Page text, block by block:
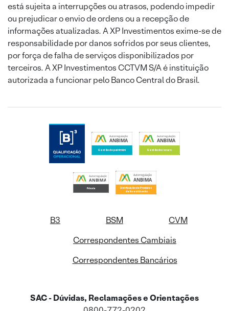
está sujeita a interrupções ou atrasos, podendo impedir
ou prejudicar o envio de ordens ou a recepção de
informações atualizadas. A XP Investimentos exime-se de
responsabilidade por danos sofridos por seus clientes,
por força de falha de serviços disponibilizados por
terceiros. A XP Investimentos CCTVM S/A é instituição
autorizada a funcionar pelo Banco Central do Brasil.
B3 BSM
CVM
Correspondentes Cambiais
Correspondentes Bancários
SAC - Dúvidas, Reclamações e Orientações